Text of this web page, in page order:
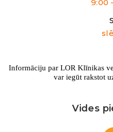
9:00
Informāciju par LOR Klīnikas
var iegūt rakstot
Vides